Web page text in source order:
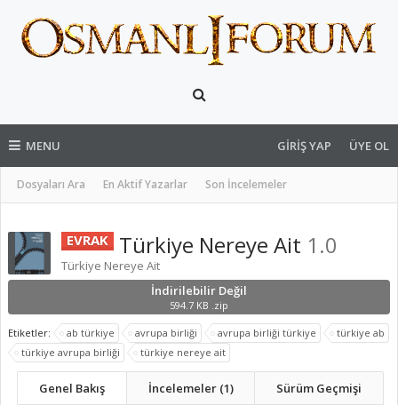
MENU
Dosyaları Ara En Aktif Yazarlar Son İncelemeler
GIRIŞ YAP ÜYE OL
İndirilebilir Değil
594.7 KB .zip
EVRAK Türkiye Nereye Ait 1.0
Türkiye Nereye Ait
Etiketler: ab türkiye avrupa birliği avrupa birliği türkiye
türkiye ab
türkiye avrupa birliği
türkiye nereye ait
Genel Bakış İncelemeler (1) Sürüm Geçmişi